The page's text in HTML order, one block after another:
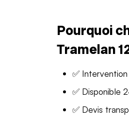
Pourquoi
Tramelan
✅
✅ Disponible
✅ Devis